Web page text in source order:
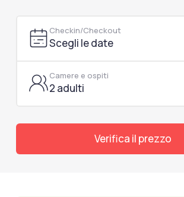
Checkin/Checkout
Scegli le date
Camere e ospiti
2 adulti
Verifica il prezzo